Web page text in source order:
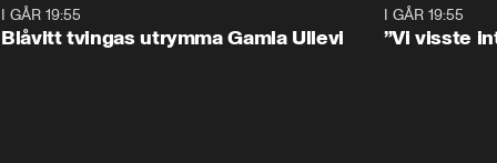
I GÅR 19:55
Blåvitt tvingas utrymma Gamla Ullevi
I GÅR 19:55
”Vi visste